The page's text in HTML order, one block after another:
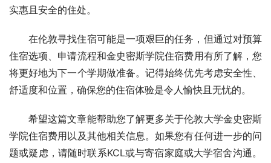
实惠且安全的住处。
在伦敦寻找住宿可能是一项艰巨的任务，但通过对预算
住宿选项、申请流程和金史密斯学院住宿费用有所了解，您
将更好地为下一个学期做准备。记得始终优先考虑安全性、
舒适度和位置，确保您的住宿体验是令人愉快且无忧的。
希望这篇文章能帮助您了解更多关于伦敦大学金史密斯
学院住宿费用以及其他相关信息。如果您有任何进一步的问
题或疑虑，请随时联系KCL或与寄宿家庭或大学宿舍沟通。